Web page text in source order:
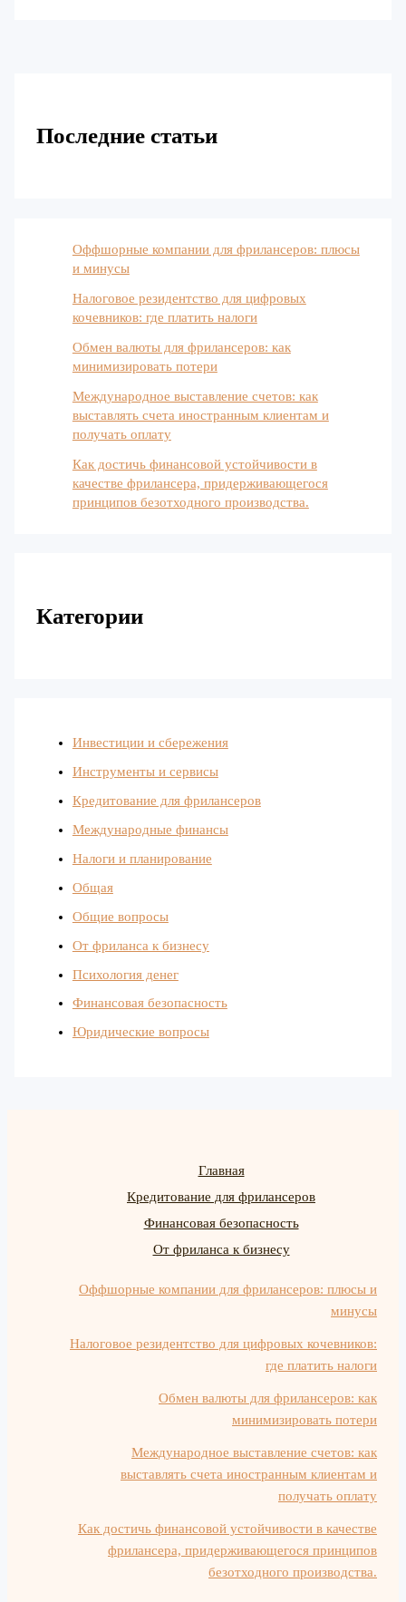
Последние статьи
Оффшорные компании для фрилансеров: плюсы
и минусы
Налоговое резидентство для цифровых
кочевников: где платить налоги
Обмен валюты для фрилансеров: как
минимизировать потери
Международное выставление счетов: как
выставлять счета иностранным клиентам и
получать оплату
Как достичь финансовой устойчивости в
качестве фрилансера, придерживающегося
принципов безотходного производства.
Категории
Инвестиции и сбережения
Инструменты и сервисы
Кредитование для фрилансеров
Международные финансы
Налоги и планирование
Общая
Общие вопросы
От фриланса к бизнесу
Психология денег
Финансовая безопасность
Юридические вопросы
Главная
Кредитование для фрилансеров
Финансовая безопасность
От фриланса к бизнесу
Оффшорные компании для фрилансеров: плюсы и
минусы
Налоговое резидентство для цифровых кочевников:
где платить налоги
Обмен валюты для фрилансеров: как
минимизировать потери
Международное выставление счетов: как
выставлять счета иностранным клиентам и
получать оплату
Как достичь финансовой устойчивости в качестве
фрилансера, придерживающегося принципов
безотходного производства.